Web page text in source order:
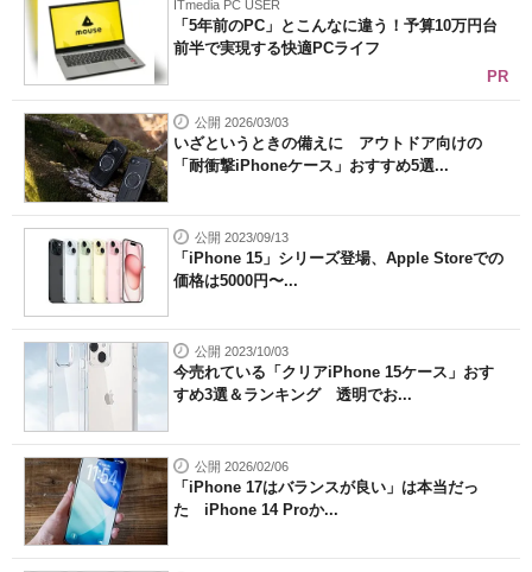
ITmedia PC USER
「5年前のPC」とこんなに違う！予算10万円台
前半で実現する快適PCライフ
PR
公開 2026/03/03
いざというときの備えに アウトドア向けの
「耐衝撃iPhoneケース」おすすめ5選...
公開 2023/09/13
「iPhone 15」シリーズ登場、Apple Storeでの
価格は5000円〜...
公開 2023/10/03
今売れている「クリアiPhone 15ケース」おす
すめ3選＆ランキング 透明でお...
公開 2026/02/06
「iPhone 17はバランスが良い」は本当だっ
た iPhone 14 Proか...